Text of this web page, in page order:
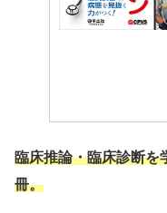
臨床推論・臨床診断を
冊。